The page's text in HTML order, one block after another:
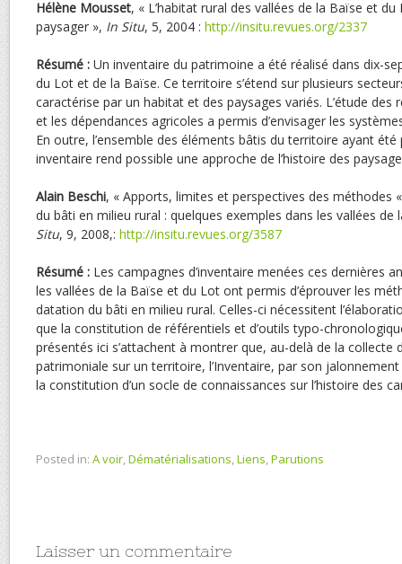
Hélène Mousset, « L’habitat rural des vallées de la Baïse et
paysager », In Situ, 5, 2004 : http://insitu.revues.org/2337
Résumé : Un inventaire du patrimoine a été réalisé dans dix-
du Lot et de la Baïse. Ce territoire s’étend sur plusieurs
caractérise par un habitat et des paysages variés. L’étude des
et les dépendances agricoles a permis d’envisager les
En outre, l’ensemble des éléments bâtis du territoire ayant
inventaire rend possible une approche de l’histoire des
Alain Beschi, « Apports, limites et perspectives des méthodes
du bâti en milieu rural : quelques exemples dans les vallées
Situ, 9, 2008,: http://insitu.revues.org/3587
Résumé : Les campagnes d’inventaire menées ces dernières
les vallées de la Baïse et du Lot ont permis d’éprouver les
datation du bâti en milieu rural. Celles-ci nécessitent
que la constitution de référentiels et d’outils typo-
présentés ici s’attachent à montrer que, au-delà de la collecte
patrimoniale sur un territoire, l’Inventaire, par son
la constitution d’un socle de connaissances sur l’histoire des
Posted in: A voir,Dématérialisations,Liens,Parutions
Laisser un commentaire